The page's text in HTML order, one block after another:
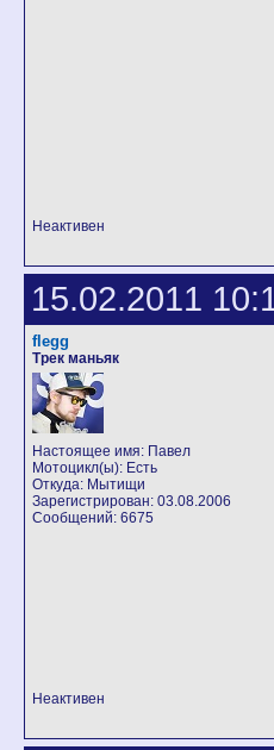
Неактивен
15.02.2011
flegg
Трек маньяк
Настоящее имя: Павел
Мотоцикл(ы): Есть
Откуда: Мытищи
Зарегистрирован: 03.08.2006
Сообщений: 6675
Неактивен